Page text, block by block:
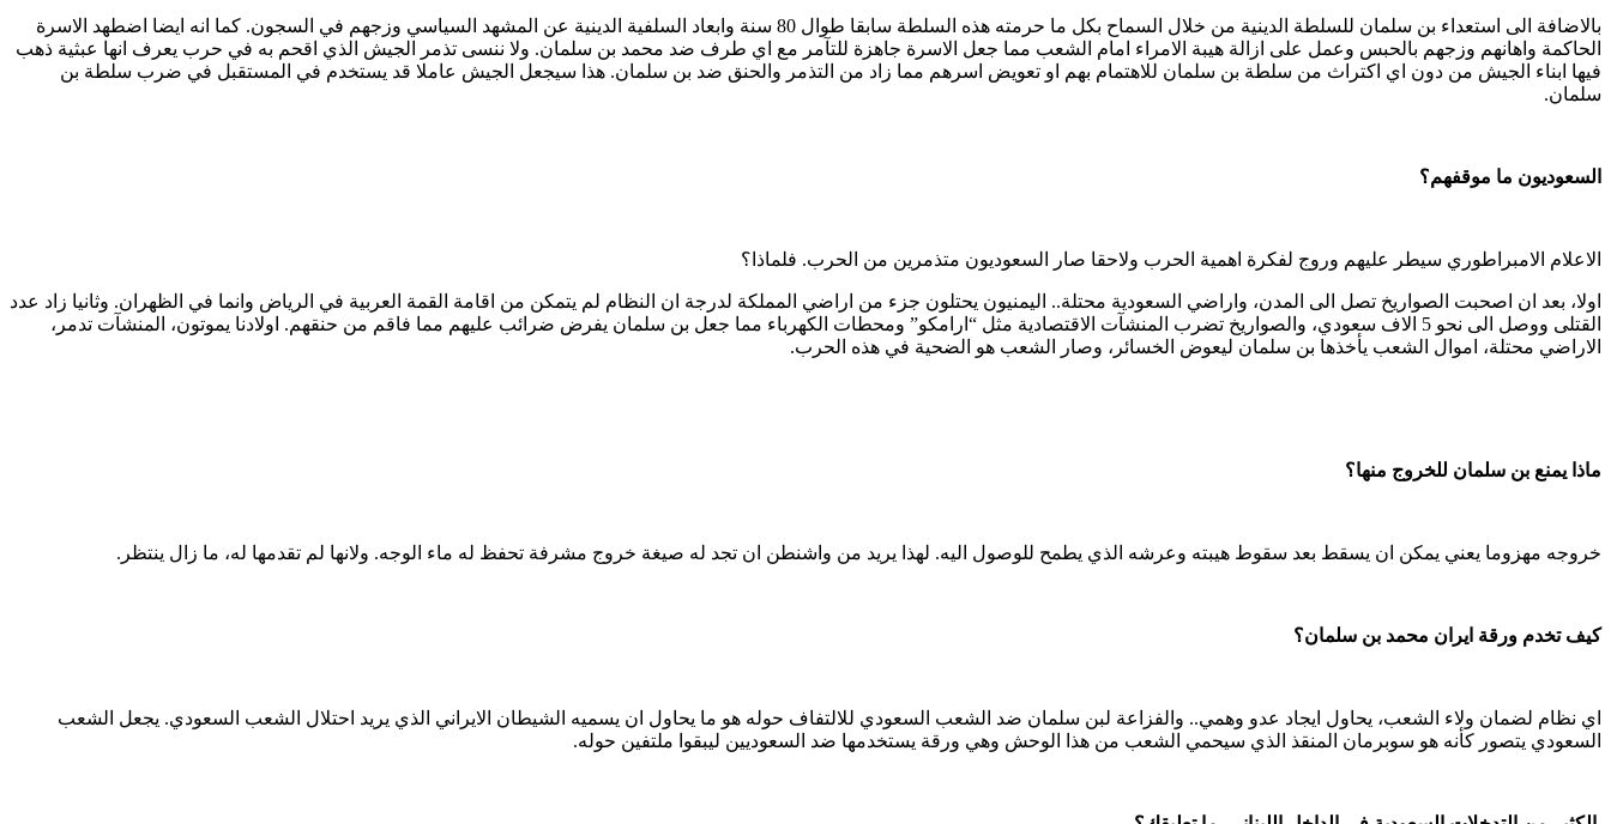
بالاضافة الى استعداء بن سلمان للسلطة الدينية من خلال السماح بكل ما حرمته هذه السلطة سابقا طوال 80 سنة وابعاد السلفية الدينية عن المشهد السياسي وزجهم في السجون. كما انه ايضا اضطهد الاسرة
الحاكمة واهانهم وزجهم بالحبس وعمل على ازالة هيبة الامراء امام الشعب مما جعل الاسرة جاهزة للتآمر مع اي طرف ضد محمد بن سلمان. ولا ننسى تذمر الجيش الذي اقحم به في حرب يعرف انها عبثية ذهب
فيها ابناء الجيش من دون اي اكتراث من سلطة بن سلمان للاهتمام بهم او تعويض اسرهم مما زاد من التذمر والحنق ضد بن سلمان. هذا سيجعل الجيش عاملا قد يستخدم في المستقبل في ضرب سلطة بن
سلمان.
السعوديون ما موقفهم؟
الاعلام الامبراطوري سيطر عليهم وروج لفكرة اهمية الحرب ولاحقا صار السعوديون متذمرين من الحرب. فلماذا؟
اولا، بعد ان اصحبت الصواريخ تصل الى المدن، واراضي السعودية محتلة.. اليمنيون يحتلون جزء من اراضي المملكة لدرجة ان النظام لم يتمكن من اقامة القمة العربية في الرياض وانما في الظهران. وثانيا زاد عدد
القتلى ووصل الى نحو 5 الاف سعودي، والصواريخ تضرب المنشآت الاقتصادية مثل “ارامكو” ومحطات الكهرباء مما جعل بن سلمان يفرض ضرائب عليهم مما فاقم من حنقهم. اولادنا يموتون، المنشآت تدمر،
الاراضي محتلة، اموال الشعب يأخذها بن سلمان ليعوض الخسائر، وصار الشعب هو الضحية في هذه الحرب.
ماذا يمنع بن سلمان للخروج منها؟
خروجه مهزوما يعني يمكن ان يسقط بعد سقوط هيبته وعرشه الذي يطمح للوصول اليه. لهذا يريد من واشنطن ان تجد له صيغة خروج مشرفة تحفظ له ماء الوجه. ولانها لم تقدمها له، ما زال ينتظر.
كيف تخدم ورقة ايران محمد بن سلمان؟
اي نظام لضمان ولاء الشعب، يحاول ايجاد عدو وهمي.. والفزاعة لبن سلمان ضد الشعب السعودي للالتفاف حوله هو ما يحاول ان يسميه الشيطان الايراني الذي يريد احتلال الشعب السعودي. يجعل الشعب
السعودي يتصور كأنه هو سوبرمان المنقذ الذي سيحمي الشعب من هذا الوحش وهي ورقة يستخدمها ضد السعوديين ليبقوا ملتفين حوله.